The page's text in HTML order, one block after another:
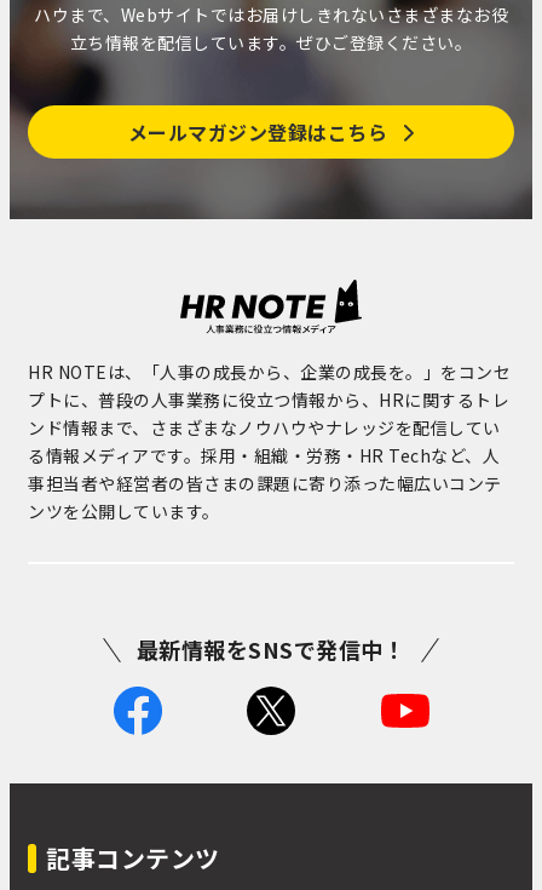
ハウまで、Webサイトではお届けしきれないさまざまなお役
立ち情報を配信しています。ぜひご登録ください。
メールマガジン登録はこちら
HR NOTEは、「人事の成長から、企業の成長を。」をコンセ
プトに、普段の人事業務に役立つ情報から、HRに関するトレ
ンド情報まで、さまざまなノウハウやナレッジを配信してい
る情報メディアです。採用・組織・労務・HR Techなど、人
事担当者や経営者の皆さまの課題に寄り添った幅広いコンテ
ンツを公開しています。
最新情報をSNSで発信中！
記事コンテンツ